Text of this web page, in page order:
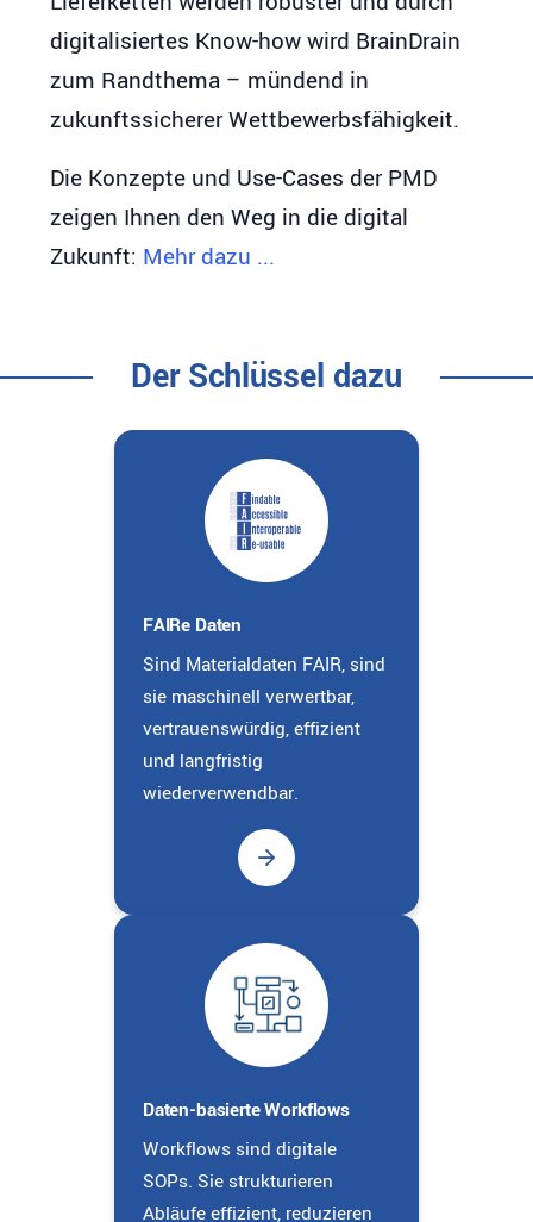
digitalisiertes Know-how wird BrainDrain
zum Randthema – mündend in
zukunftssicherer Wettbewerbsfähigkeit.
Die Konzepte und Use-Cases der PMD
zeigen Ihnen den Weg in die digital
Zukunft: Mehr dazu ...
Der Schlüssel dazu
FAIRe Daten
Sind Materialdaten FAIR, sind
sie maschinell verwertbar,
vertrauenswürdig, effizient
und langfristig
wiederverwendbar.
Daten-basierte Workflows
Workflows sind digitale
SOPs. Sie strukturieren
Abläufe effizient, reduzieren